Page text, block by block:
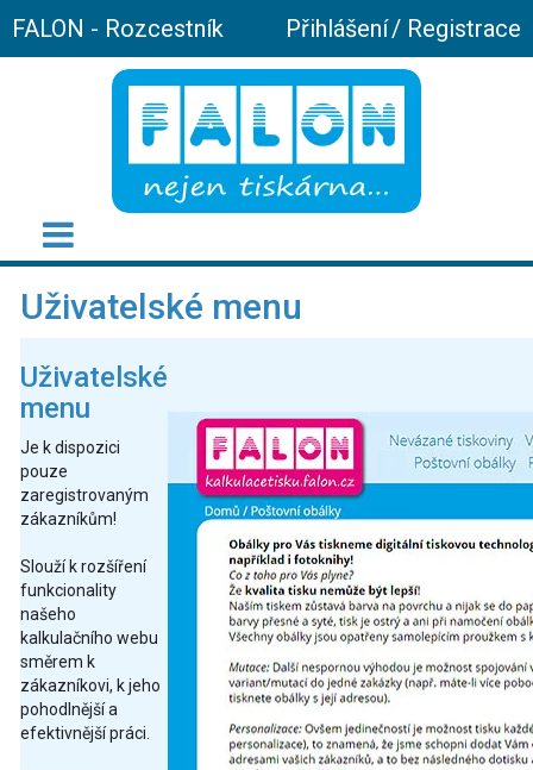
FALON - Rozcestník Přihlášení/ Registrace
Uživatelské menu
Uživatelské
menu
Je k dispozici
pouze
zaregistrovaným
zákazníkům!
Slouží k rozšíření
funkcionality
našeho
kalkulačního webu
směrem k
zákazníkovi, k jeho
pohodlnější a
efektivnější práci.